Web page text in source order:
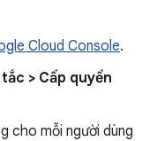
Cloud Console.
> Cấp quyền
cho mỗi người dùng